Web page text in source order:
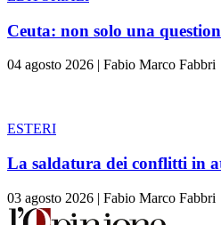
Ceuta: non solo una
04 agosto 2026 | Fabio Marco Fabbri
ESTERI
La saldatura dei conflitti in
03 agosto 2026 | Fabio Marco Fabbri